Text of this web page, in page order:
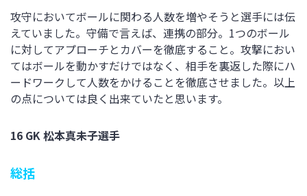
攻守においてボールに関わる人数を増やそうと選手には伝
えていました。守備で言えば、連携の部分。1つのボール
に対してアプローチとカバーを徹底すること。攻撃におい
てはボールを動かすだけではなく、相手を裏返した際にハ
ードワークして人数をかけることを徹底させました。以上
の点については良く出来ていたと思います。
16 GK 松本真未子選手
総括